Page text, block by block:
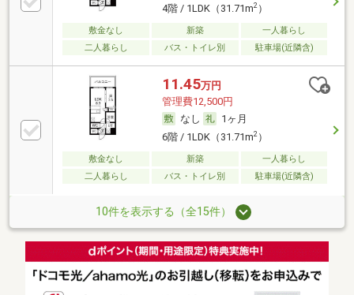
4階 / 1LDK（31.71m2）
敷金なし 新築
一人暮らし
二人暮らし
バス・トイレ別 駐車場(近隣含)
11.45万円
管理費12,500円
なし
1ヶ月
6階 / 1LDK（31.71m2）
敷金なし 新築
一人暮らし
二人暮らし
バス・トイレ別 駐車場(近隣含)
10件を表示する（全15件）